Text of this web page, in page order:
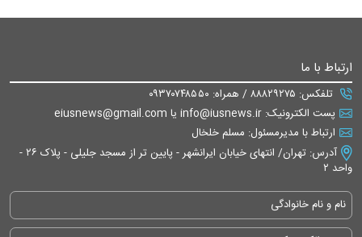
ارتباط با ما
تلفکس: ۸۸۸۲۹۲۷۵ / همراه: ۰۹۳۷۰۷۴۸۵۵۰
پست الکترونیک: info@iusnews.ir یا eiusnews@gmail.com
ارتباط با مدیرمسئول: مسلم خلخال
آدرس: تهران/ انتهای خیابان ایرانشهر - پایین تر از مسجد جلیلی - پلاک ۲۶ -
واحد ۲